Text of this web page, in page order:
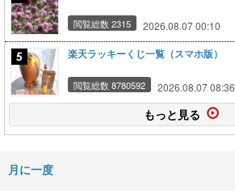
閲覧総数 2315 2026.08.07 00:10
楽天ラッキーくじ一覧（スマホ版）
閲覧総数 8780592 2026.08.07 08:36
もっと見る
月に一度